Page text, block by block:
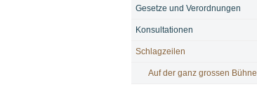
Gesetze und Verordnungen
Konsultationen
Schlagzeilen
Auf der ganz grossen Bühne